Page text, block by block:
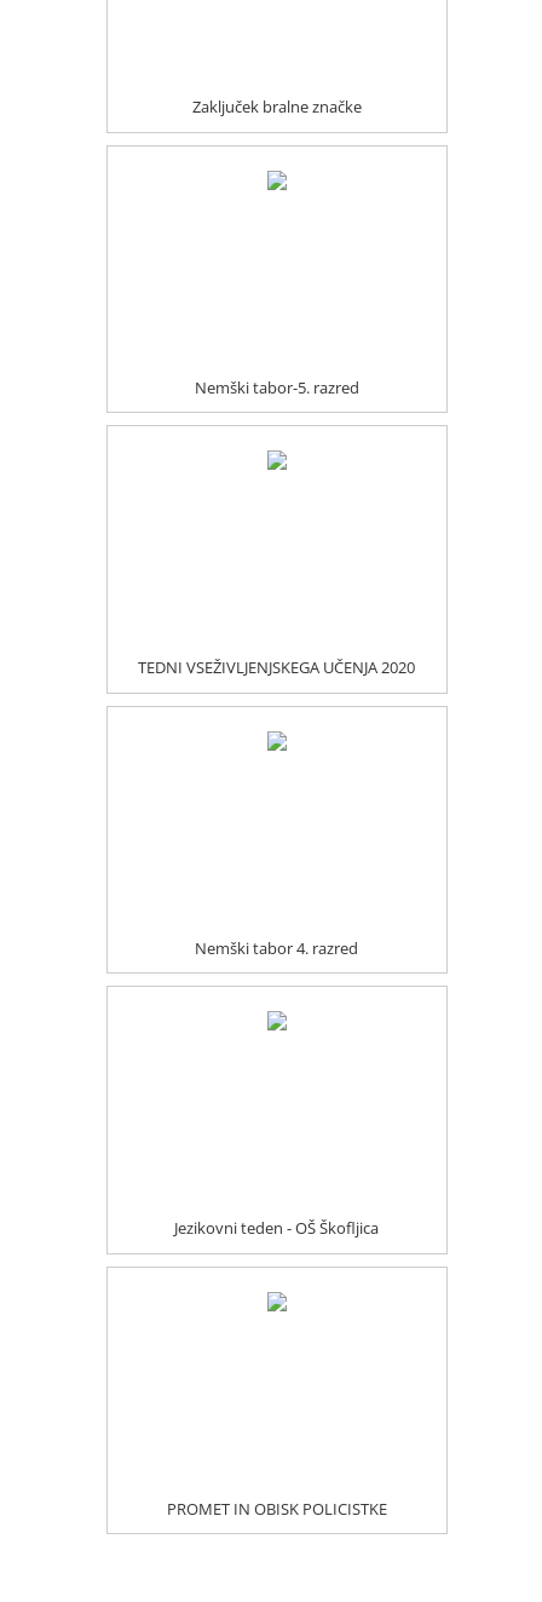
Zaključek bralne značke
Nemški tabor-5. razred
TEDNI VSEŽIVLJENJSKEGA UČENJA 2020
Nemški tabor 4. razred
Jezikovni teden - OŠ Škofljica
PROMET IN OBISK POLICISTKE